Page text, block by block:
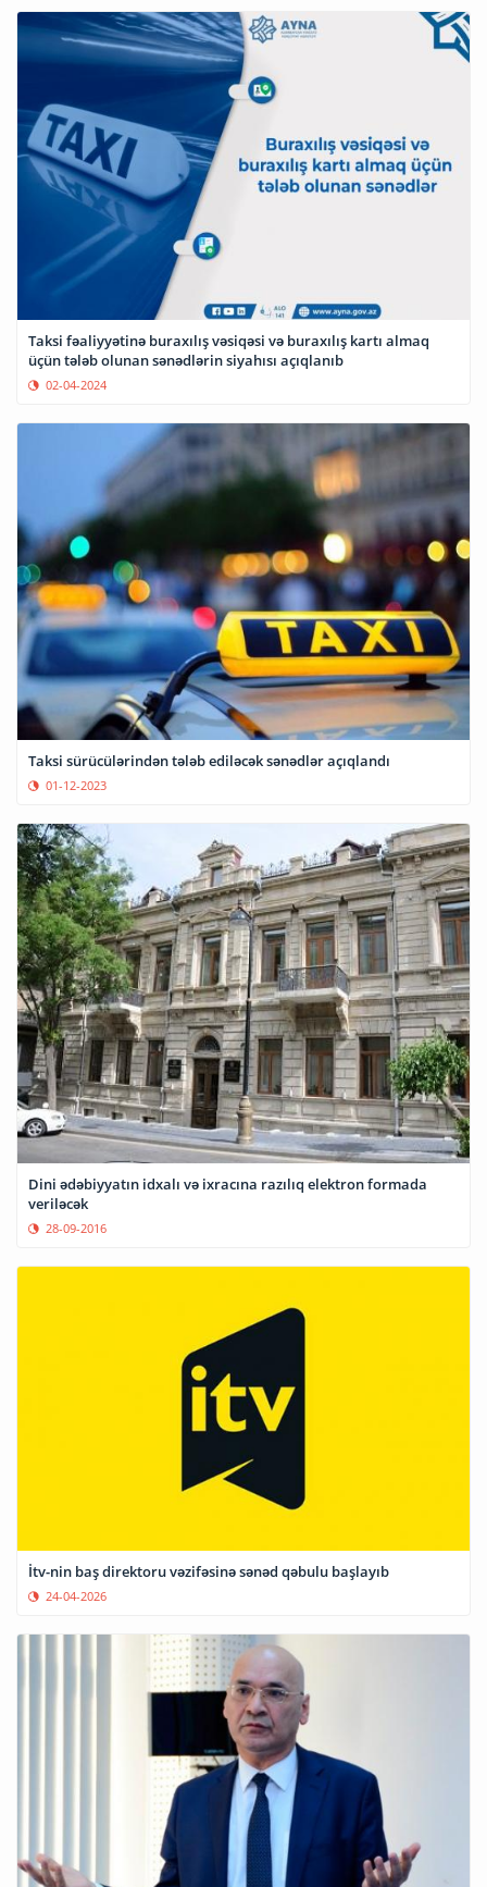
Taksi fəaliyyətinə buraxılış vəsiqəsi və buraxılış kartı almaq
üçün tələb olunan sənədlərin siyahısı açıqlanıb
02-04-2024
Taksi sürücülərindən tələb ediləcək sənədlər açıqlandı
01-12-2023
Dini ədəbiyyatın idxalı və ixracına razılıq elektron formada
veriləcək
28-09-2016
İtv-nin baş direktoru vəzifəsinə sənəd qəbulu başlayıb
24-04-2026